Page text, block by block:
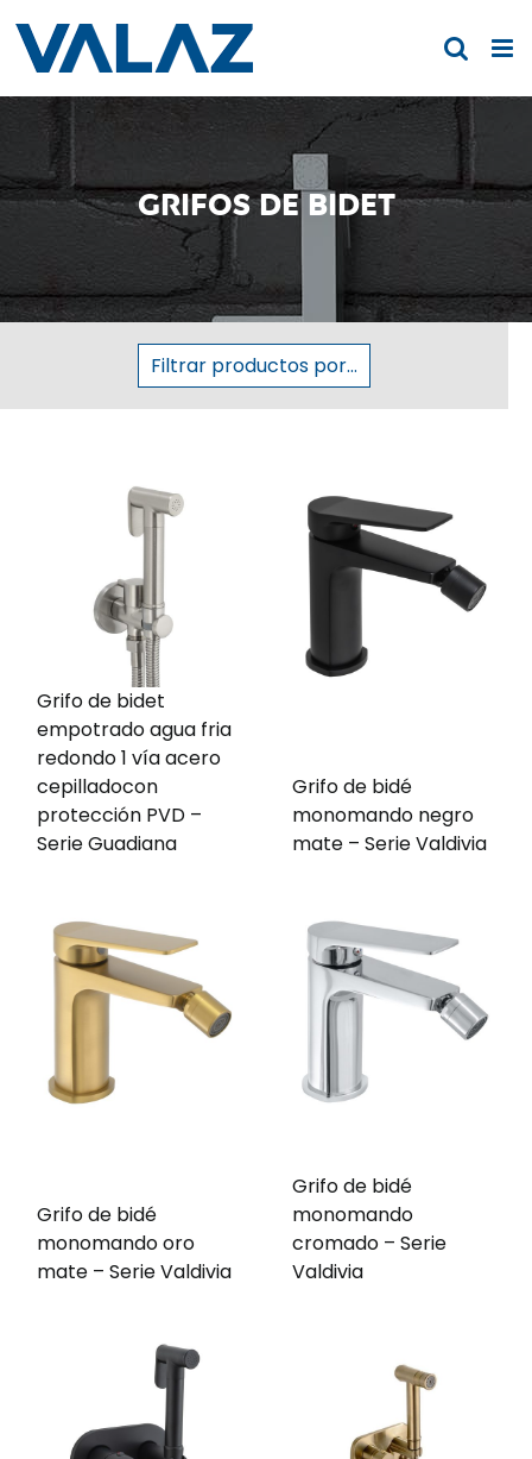
contenido
Grifos de Bidet
Filtrar productos por...
Grifo de bidet
empotrado agua fria
redondo 1 vía acero
cepilladocon
protección PVD –
Serie Guadiana
Grifo de bidé
monomando negro
mate – Serie Valdivia
Grifo de bidé
monomando oro
mate – Serie Valdivia
Grifo de bidé
monomando
cromado – Serie
Valdivia